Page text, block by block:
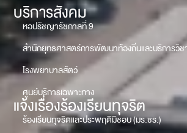
บริการสังคม
หอปรัชญารัชกาลที่ 9
สำนักยุทธศาสตร์การพัฒนาท้องถิ่นและบริการวิช
โรงพยาบาลสัตว์
ศูนย์บริการเฉพาะทาง
แจ้งเรื่องร้องเรียนทุจริต
ร้องเรียนทุจริตและประพฤติมิชอบ (มร.ชร.)